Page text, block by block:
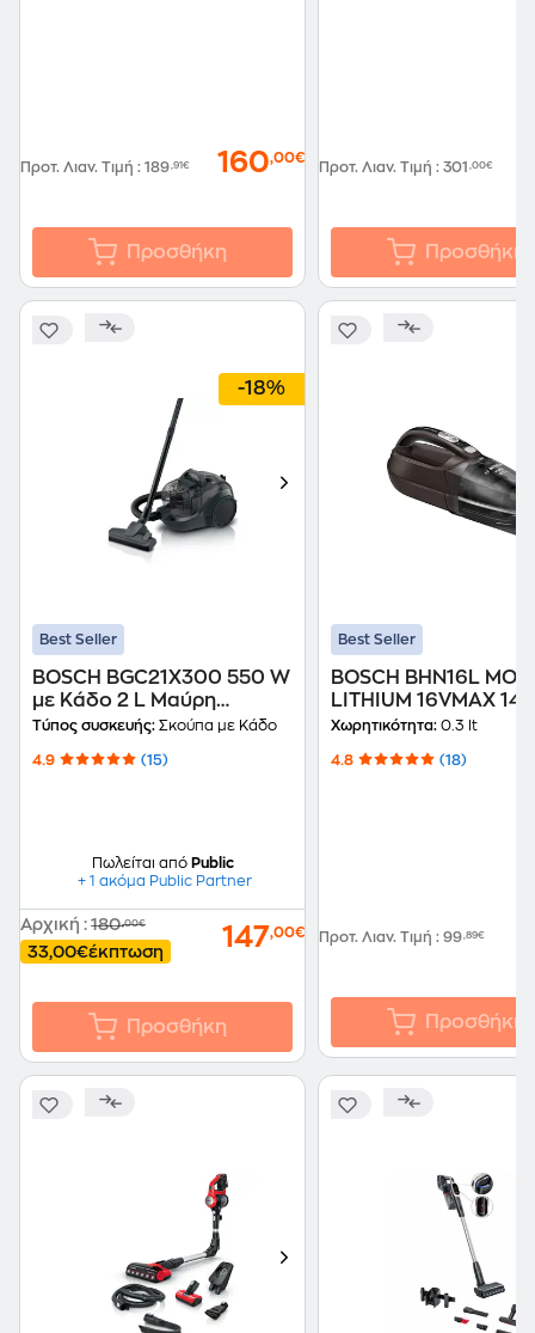
Προτ. Λιαν. Τιμή : 189,91€ 160,00€
Προσθήκη
Προτ. Λιαν. Τιμή : 301,00€
Προσθήκη
-18%
Best Seller
BOSCH BGC21X300 550 W
με Κάδο 2 L Μαύρη
Ηλεκτρική Σκούπα
Τύπος συσκευής: Σκούπα με Κάδο
4.9 (15)
Πωλείται από Public
+ 1 ακόμα Public Partner
Αρχική : 180,00€
33,00€έκπτωση 147,00€
Προσθήκη
Best Seller
BOSCH BHN16L
LITHIUM 16VMAX
0.3 lt Γραφίτης
Χωρητικότητα: 0.3 lt
4.8 (18)
Προτ. Λιαν. Τιμή : 99,89€
Προσθήκη